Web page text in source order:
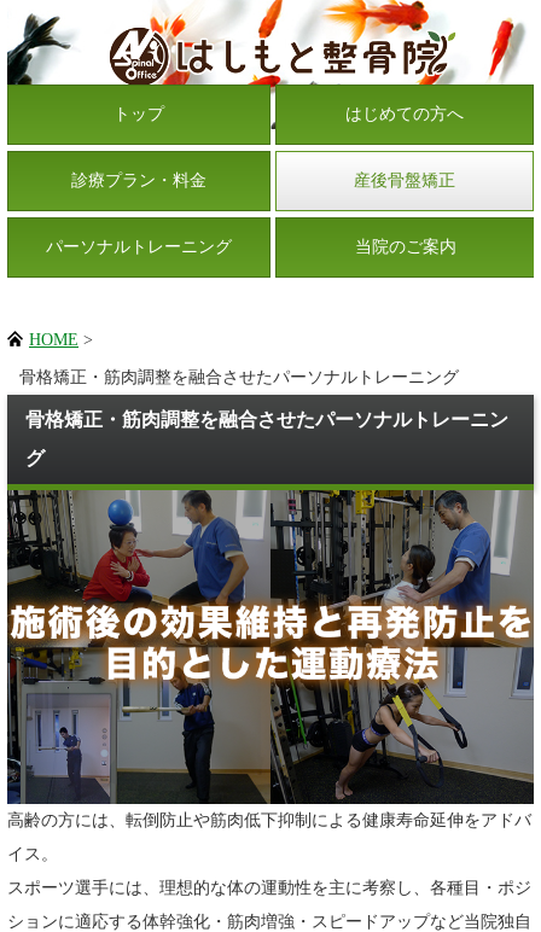
トップ はじめての方へ
診療プラン・料金 産後骨盤矯正
パーソナルトレーニング 当院のご案内
HOME >
骨格矯正・筋肉調整を融合させたパーソナルトレーニング
骨格矯正・筋肉調整を融合させたパーソナルトレーニン
グ
高齢の方には、転倒防止や筋肉低下抑制による健康寿命延伸をアドバ
イス。
スポーツ選手には、理想的な体の運動性を主に考察し、各種目・ポジ
ションに適応する体幹強化・筋肉増強・スピードアップなど当院独自